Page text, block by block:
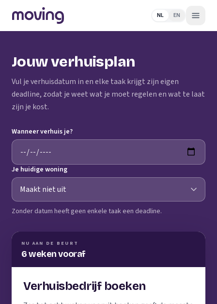
NL EN
Jouw verhuisplan
Vul je verhuisdatum in en elke taak krijgt zijn eigen
deadline, zodat je weet wat je moet regelen en wat te laat
zijn je kost.
Wanneer verhuis je?
Je huidige woning
Zonder datum heeft geen enkele taak een deadline.
NU AAN DE BEURT
6 weken vooraf
Verhuisbedrijf boeken